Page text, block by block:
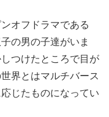
オフドラマである
の男の子達がいま
つけたところで目が
界とはマルチバース
じたものになってい